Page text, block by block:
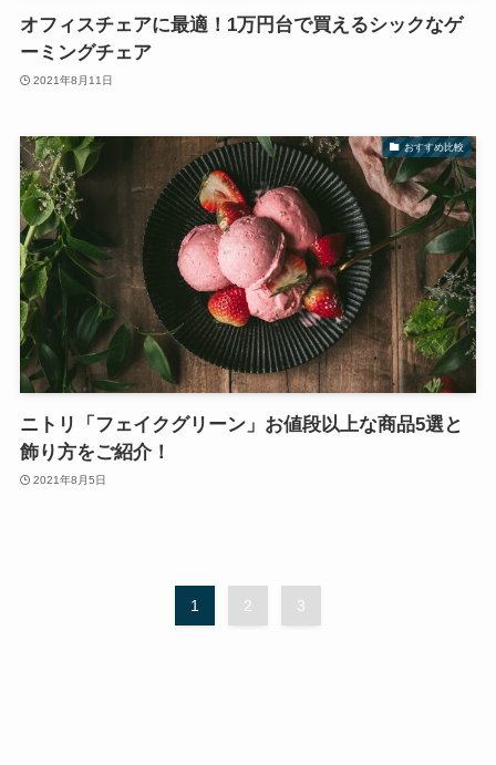
オフィスチェアに最適！1万円台で買えるシックなゲ
ーミングチェア
2021年8月11日
おすすめ比較
ニトリ「フェイクグリーン」お値段以上な商品5選と
飾り方をご紹介！
2021年8月5日
1 2 3